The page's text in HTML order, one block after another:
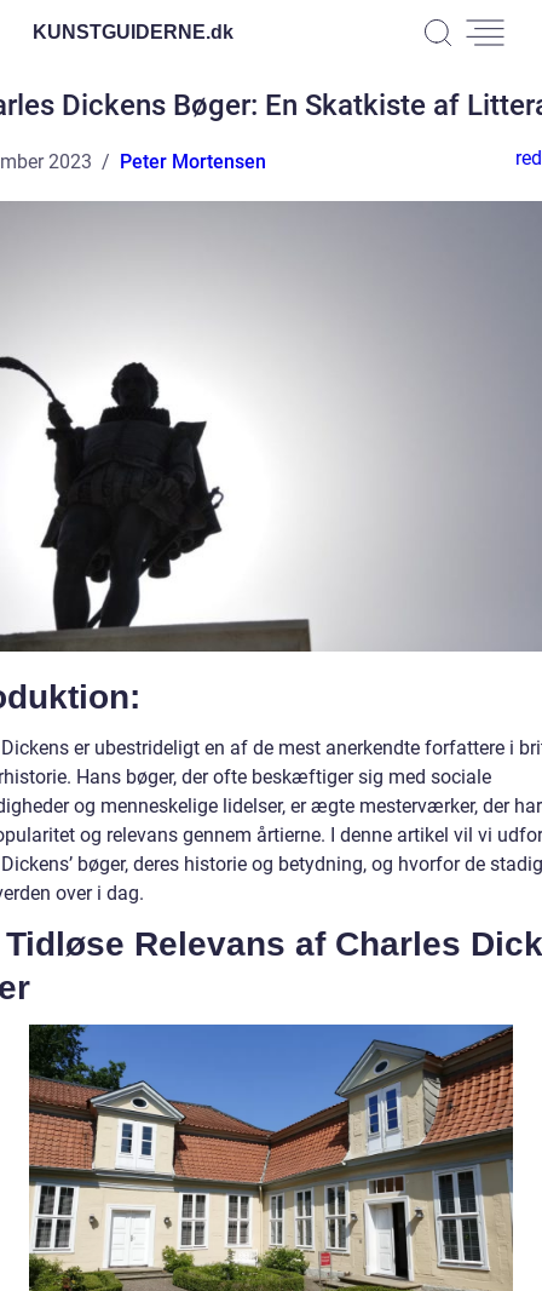
KUNSTGUIDERNE.dk
Dickens Bøger: En Skatkiste af
2023 Peter Mortensen
er ubestrideligt en af de mest anerkendte forfattere i
Hans bøger, der ofte beskæftiger sig med sociale
og menneskelige lidelser, er ægte mesterværker, der
og relevans gennem årtierne. I denne artikel vil vi
bøger, deres historie og betydning, og hvorfor de
over i dag.
Relevans af Charles